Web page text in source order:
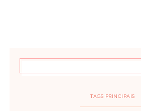
TAGS PRINCIPAIS